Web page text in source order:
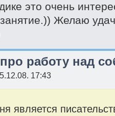
это очень
занятие.)) Желаю
работу над
17:43
является